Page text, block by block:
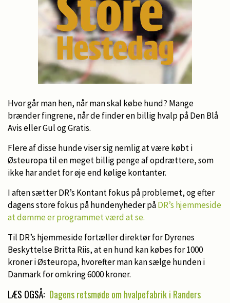
Hvor går man hen, når man skal købe hund? Mange
brænder fingrene, når de finder en billig hvalp på Den Blå
Avis eller Gul og Gratis.
Flere af disse hunde viser sig nemlig at være købt i
Østeuropa til en meget billig penge af opdrættere, som
ikke har andet for øje end kølige kontanter.
I aften sætter DR’s Kontant fokus på problemet, og efter
dagens store fokus på hundenyheder påDR’s hjemmeside
at dømme er programmet værd at se.
Til DR’s hjemmeside fortæller direktør for Dyrenes
Beskyttelse Britta Riis, at en hund kan købes for 1000
kroner i Østeuropa, hvorefter man kan sælge hunden i
Danmark for omkring 6000 kroner.
LÆS OGSÅ: Dagens retsmøde om hvalpefabrik i Randers